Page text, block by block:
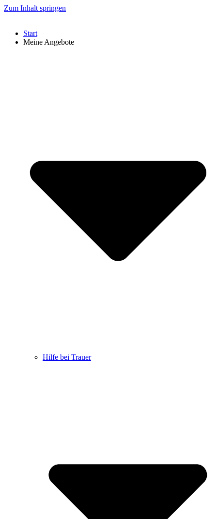
Zum Inhalt springen
Start
Meine Angebote
Hilfe bei Trauer